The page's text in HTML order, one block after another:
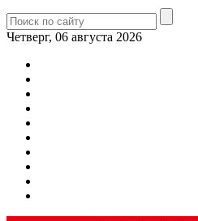
Четверг, 06 августа 2026